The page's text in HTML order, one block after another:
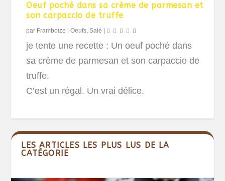
Oeuf poché dans sa crème de parmesan et
son carpaccio de truffe
par Framboize |Oeufs,Salé
je tente une recette : Un oeuf poché dans
sa crème de parmesan et son carpaccio de
truffe.
C’est un régal. Un vrai délice.
LES ARTICLES LES PLUS LUS DE LA
CATÉGORIE